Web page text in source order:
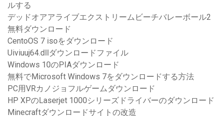
ルする
デッドオアアライブエクストリームビーチバレーボール2
無料ダウンロード
CentoOS 7 isoをダウンロード
Uiviuuj64.dllダウンロードファイル
Windows 10のPIAダウンロード
無料でMicrosoft Windows 7をダウンロードする方法
PC用VRカノジョフルゲームダウンロード
HP XPのLaserjet 1000シリーズドライバーのダウンロード
Minecraftダウンロードサイトの改造